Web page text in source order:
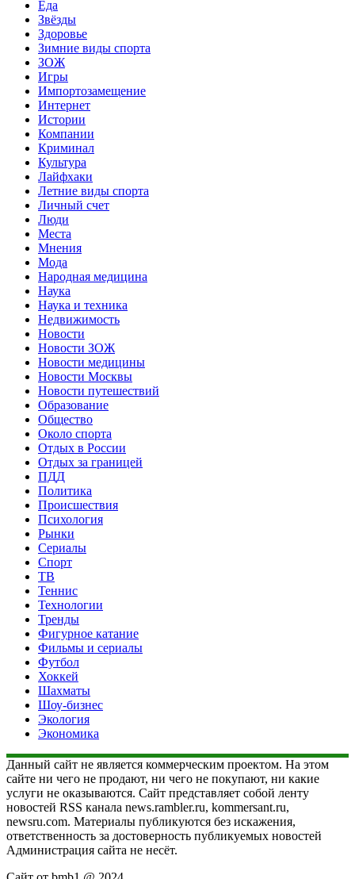
Еда
Звёзды
Здоровье
Зимние виды спорта
ЗОЖ
Игры
Импортозамещение
Интернет
Истории
Компании
Криминал
Культура
Лайфхаки
Летние виды спорта
Личный счет
Люди
Места
Мнения
Мода
Народная медицина
Наука
Наука и техника
Недвижимость
Новости
Новости ЗОЖ
Новости медицины
Новости Москвы
Новости путешествий
Образование
Общество
Около спорта
Отдых в России
Отдых за границей
ПДД
Политика
Происшествия
Психология
Рынки
Сериалы
Спорт
ТВ
Теннис
Технологии
Тренды
Фигурное катание
Фильмы и сериалы
Футбол
Хоккей
Шахматы
Шоу-бизнес
Экология
Экономика
Данный сайт не является коммерческим проектом. На этом
сайте ни чего не продают, ни чего не покупают, ни какие
услуги не оказываются. Сайт представляет собой ленту
новостей RSS канала news.rambler.ru, kommersant.ru,
newsru.com. Материалы публикуются без искажения,
ответственность за достоверность публикуемых новостей
Администрация сайта не несёт.